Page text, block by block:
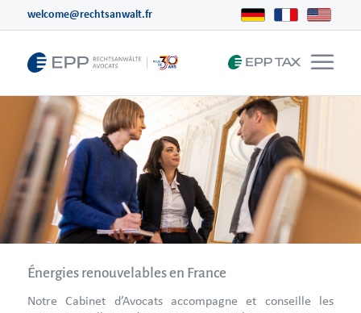
welcome@rechtsanwalt.fr
Énergies renouvelables en France
Notre Cabinet d’Avocats accompagne et conseille les